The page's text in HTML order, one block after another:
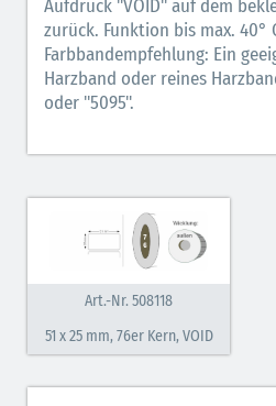
TTF PE Tamper evident
permanent
Aufdruck "VOID" auf dem
zurück. Funktion bis max. 40°
Farbbandempfehlung: Ein
Harzband oder reines
oder "5095".
Art.-Nr. 508118
51 x 25 mm, 76er Kern, VOID